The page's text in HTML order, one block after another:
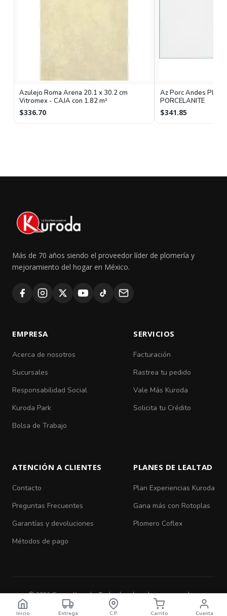
Azulejo Roma Arena 20.1 x 30.2 cm
Vitromex - CAJA con 1.82 m²
$336.70
Az Porc Andes Plus
PORCELANITE
$341.85
Más de 70 años siendo el proveedor líder de plomería y
mejoramiento del hogar en México.
EMPRESA
Acerca de nosotros
Sucursales
Responsabilidad Social
Kuroda Park
Bolsa de Trabajo
SERVICIOS
Facturación
Rastrea tu pedido
Vale Más Kuroda
Solicita tu Crédito
ATENCIÓN A CLIENTES
Contacto
Preguntas Frecuentes
Garantías y devoluciones
Métodos de pago
PLANES DE LEALTAD
Plan Experiencias Kuroda
Gana más con Rotoplas
Plomero Coflex
© 2026 Grupo Kuroda. Todos los derechos reservados.
Aviso de Privacidad
Términos y Condiciones
Inicio Entrega C.P. Carrito Cuenta